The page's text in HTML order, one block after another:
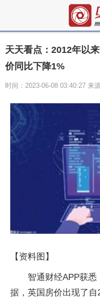
天天看点：2012年以
价同比下降1%
时间：2023-06-08 03:40:27 来
【资料图】
智通财经APP获
据，英国房价出现了自